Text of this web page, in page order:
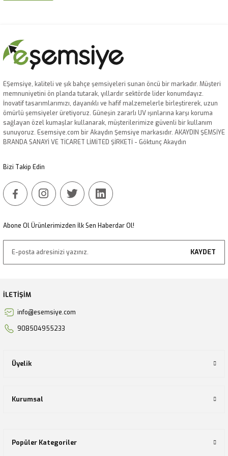
EŞemsiye, kaliteli ve şık bahçe şemsiyeleri sunan öncü bir markadır. Müşteri
memnuniyetini ön planda tutarak, yıllardır sektörde lider konumdayız.
İnovatif tasarımlarımızı, dayanıklı ve hafif malzemelerle birleştirerek, uzun
ömürlü şemsiyeler üretiyoruz. Güneşin zararlı UV ışınlarına karşı koruma
sağlayan özel kumaşlar kullanarak, müşterilerimize güvenli bir kullanım
sunuyoruz. Esemsiye.com bir Akaydın Şemsiye markasıdır. AKAYDIN ŞEMSİYE
BRANDA SANAYİ VE TİCARET LİMİTED ŞİRKETİ - Göktunç Akaydın
Bizi Takip Edin
Abone Ol Ürünlerimizden İlk Sen Haberdar Ol!
KAYDET
İLETİŞİM
info@esemsiye.com
908504955233
Üyelik
Kurumsal
Popüler Kategoriler